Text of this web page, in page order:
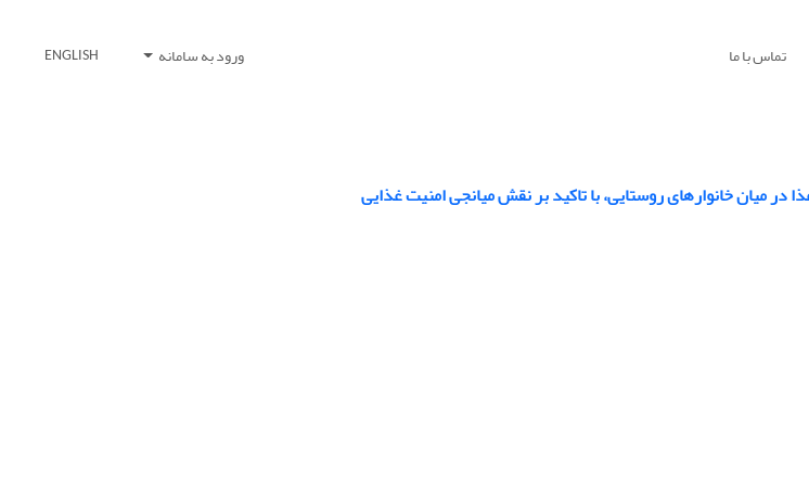
تماس با ما ورود به سامانه ENGLISH
میان خانوارهای روستایی، با تاکید بر نقش میانجی امنیت غذایی